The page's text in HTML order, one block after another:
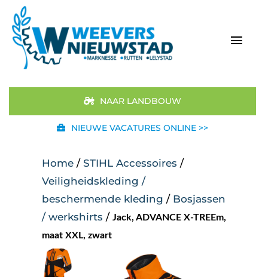
naar
inhoud
Aanbod
STIHL
Occasions
Werkplaats
NAAR LANDBOUW
NIEUWE VACATURES ONLINE >>
Home / STIHL Accessoires /
Veiligheidskleding /
beschermende kleding / Bosjassen
/ werkshirts / Jack, ADVANCE X-TREEm,
maat XXL, zwart